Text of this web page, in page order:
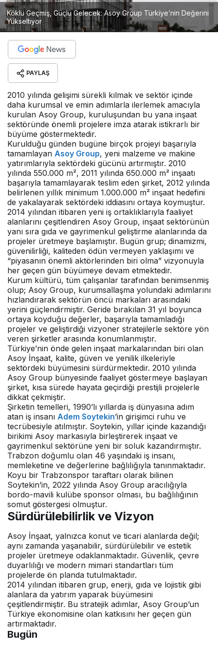
Köklü Geçmiş, Güçlü Gelecek: Asoy Group Türkiye’nin Değerini
Yükseltiyor
PAYLAŞ
2010 yılında gelişimi sürekli kılmak ve sektör içinde
daha kurumsal ve emin adımlarla ilerlemek amacıyla
kurulan Asoy Group, kuruluşundan bu yana inşaat
sektöründe önemli projelere imza atarak istikrarlı bir
büyüme göstermektedir.
Kurulduğu günden bugüne birçok projeyi başarıyla
tamamlayan Asoy Group, yeni malzeme ve makine
yatırımlarıyla sektördeki gücünü artırmıştır. 2010
yılında 550.000 m², 2011 yılında 650.000 m² inşaatı
başarıyla tamamlayarak teslim eden şirket, 2012 yılında
belirlenen yıllık minimum 1.000.000 m² inşaat hedefini
de yakalayarak sektördeki iddiasını ortaya koymuştur.
2014 yılından itibaren yeni iş ortaklıklarıyla faaliyet
alanlarını çeşitlendiren Asoy Group, inşaat sektörünün
yanı sıra gıda ve gayrimenkul geliştirme alanlarında da
projeler üretmeye başlamıştır. Bugün grup; dinamizmi,
güvenilirliği, kaliteden ödün vermeyen yaklaşımı ve
“piyasanın önemli aktörlerinden biri olma” vizyonuyla
her geçen gün büyümeye devam etmektedir.
Kurum kültürü, tüm çalışanlar tarafından benimsenmiş
olup; Asoy Group, kurumsallaşma yolundaki adımlarını
hızlandırarak sektörün öncü markaları arasındaki
yerini güçlendirmiştir. Geride bırakılan 31 yıl boyunca
ortaya koyduğu değerler, başarıyla tamamladığı
projeler ve geliştirdiği vizyoner stratejilerle sektöre yön
veren şirketler arasında konumlanmıştır.
Türkiye’nin önde gelen inşaat markalarından biri olan
Asoy İnşaat, kalite, güven ve yenilik ilkeleriyle
sektördeki büyümesini sürdürmektedir. 2010 yılında
Asoy Group bünyesinde faaliyet göstermeye başlayan
şirket, kısa sürede hayata geçirdiği prestijli projelerle
dikkat çekmiştir.
Şirketin temelleri, 1990’lı yıllarda iş dünyasına adım
atan iş insanı Adem Soytekin’in girişimci ruhu ve
tecrübesiyle atılmıştır. Soytekin, yıllar içinde kazandığı
birikimi Asoy markasıyla birleştirerek inşaat ve
gayrimenkul sektörüne yeni bir soluk kazandırmıştır.
Trabzon doğumlu olan 46 yaşındaki iş insanı,
memleketine ve değerlerine bağlılığıyla tanınmaktadır.
Koyu bir Trabzonspor taraftarı olarak bilinen
Soytekin’in, 2022 yılında Asoy Group aracılığıyla
bordo-mavili kulübe sponsor olması, bu bağlılığının
somut göstergesi olmuştur.
Sürdürülebilirlik ve Vizyon
Asoy İnşaat, yalnızca konut ve ticari alanlarda değil;
aynı zamanda yaşanabilir, sürdürülebilir ve estetik
projeler üretmeye odaklanmaktadır. Güvenlik, çevre
duyarlılığı ve modern mimari standartları tüm
projelerde ön planda tutulmaktadır.
2014 yılından itibaren grup, enerji, gıda ve lojistik gibi
alanlara da yatırım yaparak büyümesini
çeşitlendirmiştir. Bu stratejik adımlar, Asoy Group’un
Türkiye ekonomisine olan katkısını her geçen gün
artırmaktadır.
Bugün